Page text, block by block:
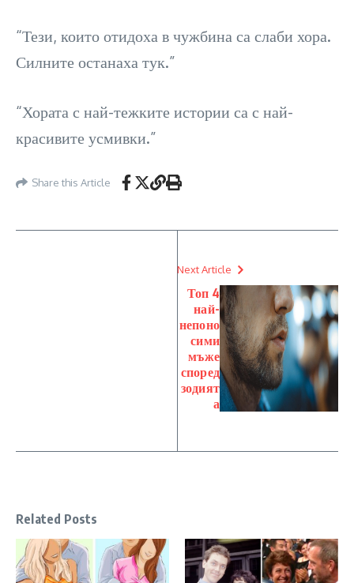
“Тези, които отидоха в чужбина са слаби хора.
Силните останаха тук.”
“Хората с най-тежките истории са с най-
красивите усмивки.”
Share this Article
Next Article
Топ 4
най-
непоно
сими
мъже
според
зодият
а
Related Posts